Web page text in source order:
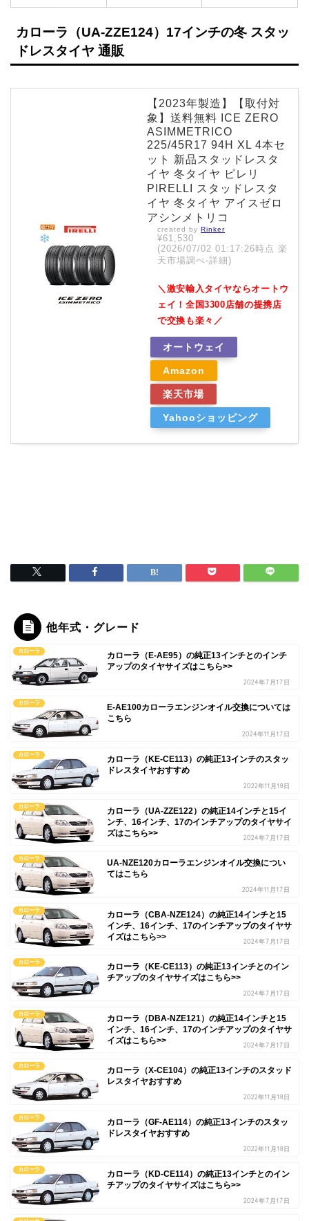
カローラ（UA-ZZE124）17インチの冬 スタッ
ドレスタイヤ 通販
【2023年製造】【取付対
象】送料無料 ICE ZERO
ASIMMETRICO
225/45R17 94H XL 4本セ
ット 新品スタッドレスタ
イヤ 冬タイヤ ピレリ
PIRELLI スタッドレスタ
イヤ 冬タイヤ アイスゼロ
アシンメトリコ
created by Rinker
¥61,530
(2026/07/02 01:17:26時点 楽
天市場調べ-詳細)
＼激安輸入タイヤならオートウ
ェイ！全国3300店舗の提携店
で交換も楽々／
オートウェイ
Amazon
楽天市場
Yahooショッピング
他年式・グレード
カローラ
カローラ（E-AE95）の純正13インチとのインチ
アップのタイヤサイズはこちら>>
2024年7月17日
カローラ
E-AE100カローラエンジンオイル交換については
こちら
2024年11月17日
カローラ
カローラ（KE-CE113）の純正13インチのスタッ
ドレスタイヤおすすめ
2022年11月18日
カローラ
カローラ（UA-ZZE122）の純正14インチと15イ
ンチ、16インチ、17のインチアップのタイヤサイ
ズはこちら>>
2024年7月17日
カローラ
UA-NZE120カローラエンジンオイル交換につい
てはこちら
2024年11月17日
カローラ
カローラ（CBA-NZE124）の純正14インチと15
インチ、16インチ、17のインチアップのタイヤサ
イズはこちら>>
2024年7月17日
カローラ
カローラ（KE-CE113）の純正13インチとのイン
チアップのタイヤサイズはこちら>>
2024年7月17日
カローラ
カローラ（DBA-NZE121）の純正14インチと15
インチ、16インチ、17のインチアップのタイヤサ
イズはこちら>>
2024年7月17日
カローラ
カローラ（X-CE104）の純正13インチのスタッド
レスタイヤおすすめ
2022年11月18日
カローラ
カローラ（GF-AE114）の純正13インチのスタッ
ドレスタイヤおすすめ
2022年11月18日
カローラ
カローラ（KD-CE114）の純正13インチとのイン
チアップのタイヤサイズはこちら>>
2024年7月17日